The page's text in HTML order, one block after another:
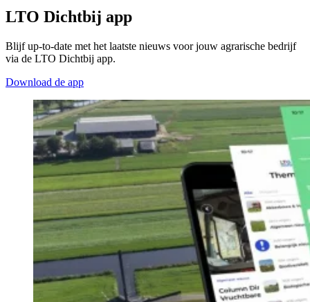
LTO Dichtbij app
Blijf up-to-date met het laatste nieuws voor jouw agrarische bedrijf
via de LTO Dichtbij app.
Download de app